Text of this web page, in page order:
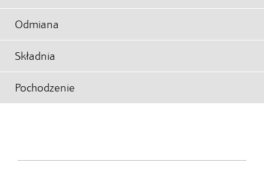
Odmiana
Składnia
Pochodzenie